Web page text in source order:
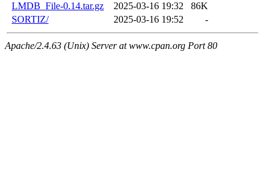
LMDB_File-0.14.tar.gz
2025-03-16 19:32
86K
SORTIZ/
2025-03-16 19:52 -
Apache/2.4.63 (Unix) Server at www.cpan.org Port 80